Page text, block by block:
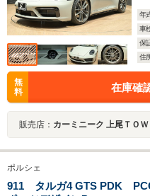
年
車
保
住
無
料
在庫確
販売店： カーミニーク 上尾ＴＯ
ポルシェ
911 タルガ4 GTS PDK